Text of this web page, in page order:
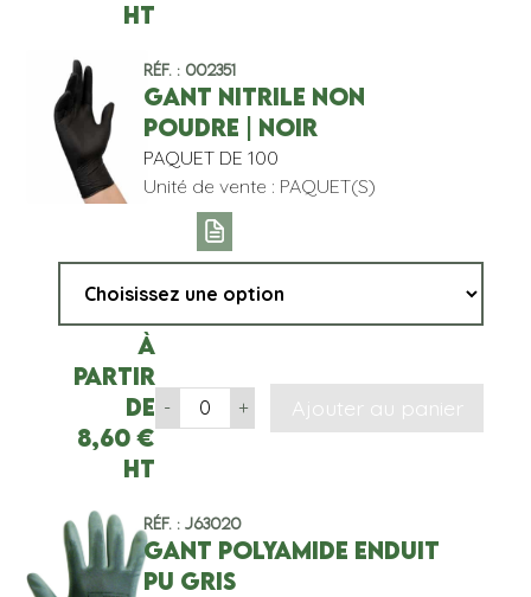
HT
Réf. : 002351
GANT NITRILE NON
POUDRE | NOIR
PAQUET DE 100
Unité de vente : PAQUET(S)
À
partir
de
8,60 €
HT
- + Ajouter au panier
Réf. : J63020
GANT POLYAMIDE ENDUIT
PU GRIS